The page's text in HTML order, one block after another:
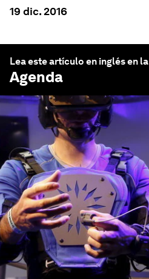
19 dic. 2016
Lea este artículo en inglés en la
Agenda